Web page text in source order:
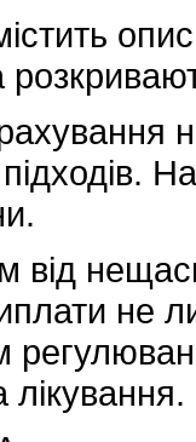
від
не